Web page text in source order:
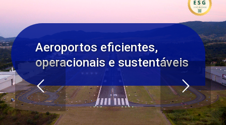
Aeroportos eficientes,
operacionais e sustentáveis